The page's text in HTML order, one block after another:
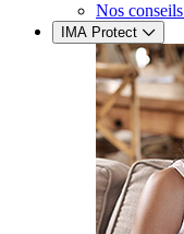
Nos
IMA Protect